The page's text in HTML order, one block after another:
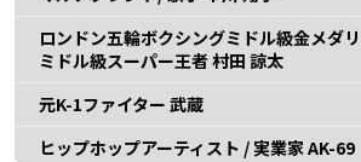
ロンドン五輪ボクシングミドル級金メダ
ミドル級スーパー王者 村田 諒太
元K-1ファイター 武蔵
ヒップホップアーティスト / 実業家 AK-69